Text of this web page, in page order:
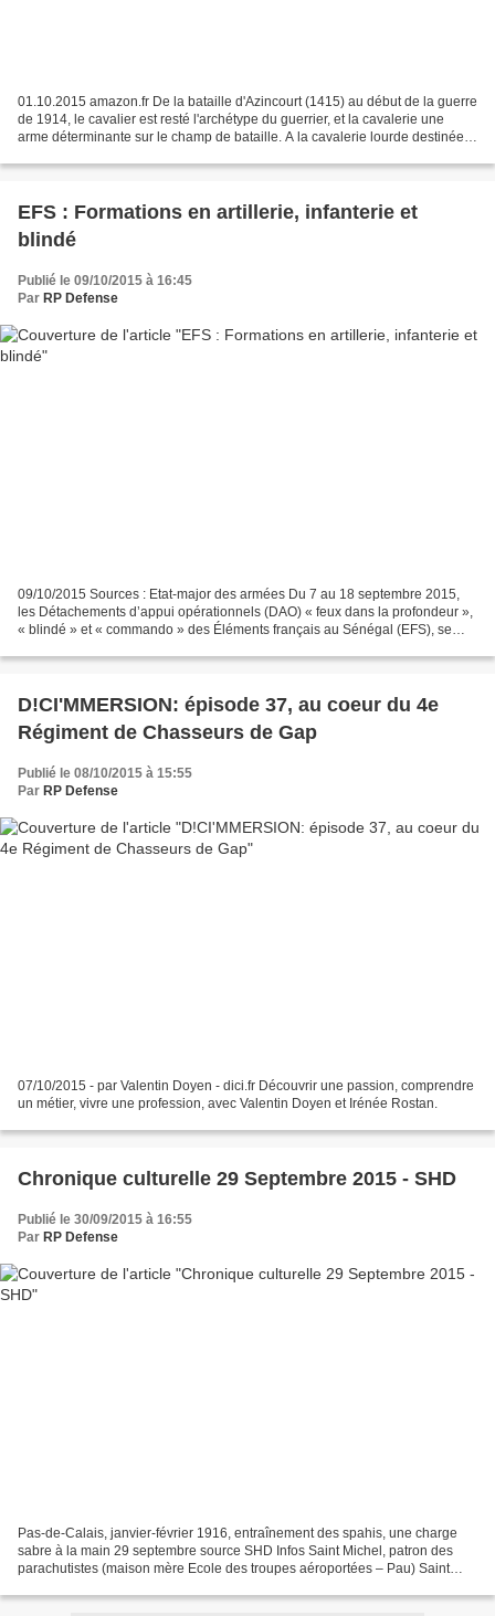
01.10.2015 amazon.fr De la bataille d'Azincourt (1415) au début de la guerre
de 1914, le cavalier est resté l'archétype du guerrier, et la cavalerie une
arme déterminante sur le champ de bataille. A la cavalerie lourde destinée à
EFS : Formations en artillerie, infanterie et
blindé
Publié le 09/10/2015 à 16:45
Par RP Defense
09/10/2015 Sources : Etat-major des armées Du 7 au 18 septembre 2015,
les Détachements d’appui opérationnels (DAO) « feux dans la profondeur »,
« blindé » et « commando » des Éléments français au Sénégal (EFS), se
D!CI'MMERSION: épisode 37, au coeur du 4e
Régiment de Chasseurs de Gap
Publié le 08/10/2015 à 15:55
Par RP Defense
07/10/2015 - par Valentin Doyen - dici.fr Découvrir une passion, comprendre
un métier, vivre une profession, avec Valentin Doyen et Irénée Rostan.
Chronique culturelle 29 Septembre 2015 - SHD
Publié le 30/09/2015 à 16:55
Par RP Defense
Pas-de-Calais, janvier-février 1916, entraînement des spahis, une charge
sabre à la main 29 septembre source SHD Infos Saint Michel, patron des
parachutistes (maison mère Ecole des troupes aéroportées – Pau) Saint